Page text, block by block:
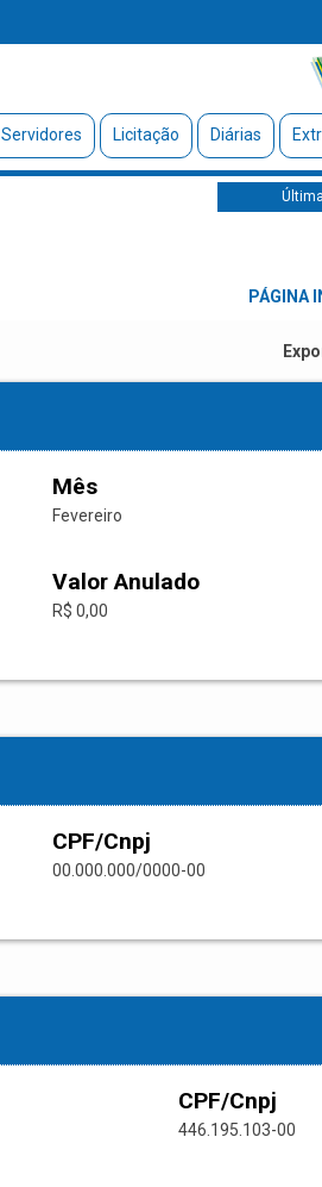
Servidores Licitação Diárias
PÁGINA
Mês
Fevereiro
Valor Anulado
R$ 0,00
CPF/Cnpj
00.000.000/0000-00
CPF/Cnpj
446.195.103-00